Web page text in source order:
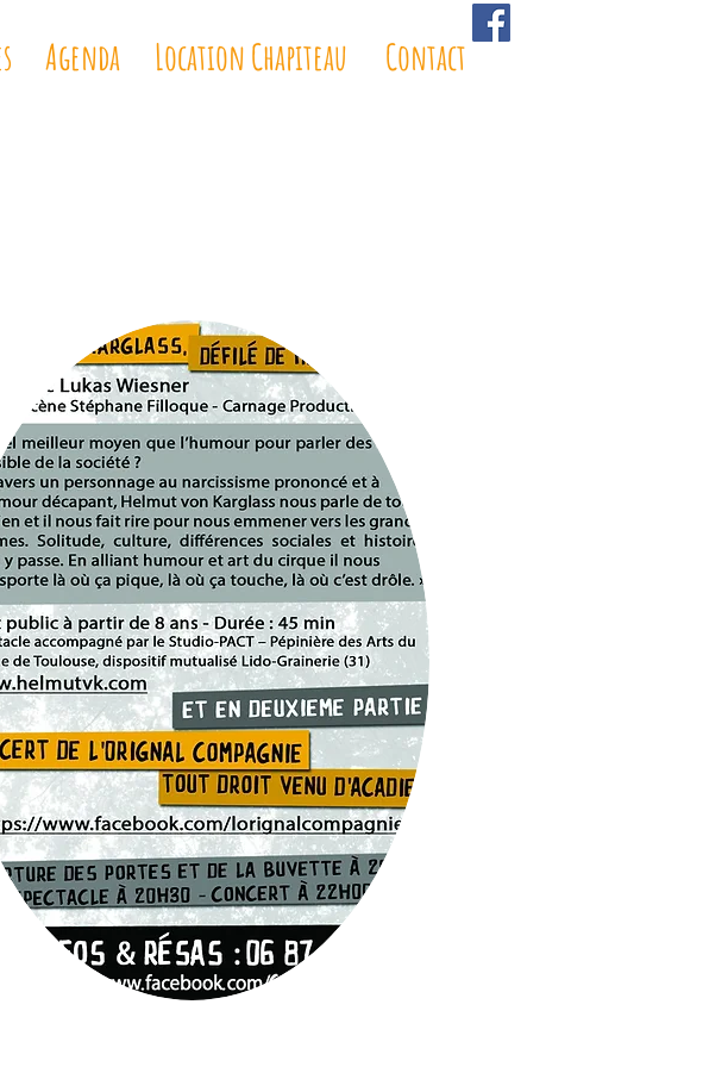
Agenda Location Chapiteau Contact